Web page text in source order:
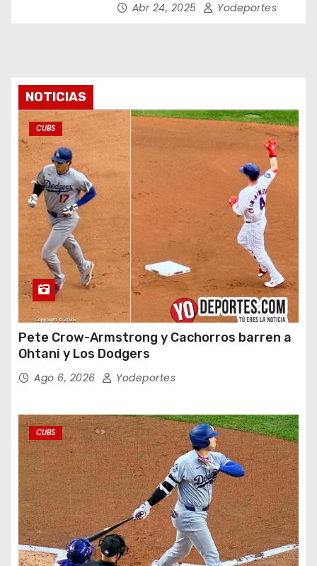
Abr 24, 2025 Yodeportes
NOTICIAS
CUBS
Pete Crow-Armstrong y Cachorros barren a
Ohtani y Los Dodgers
Ago 6, 2026 Yodeportes
CUBS